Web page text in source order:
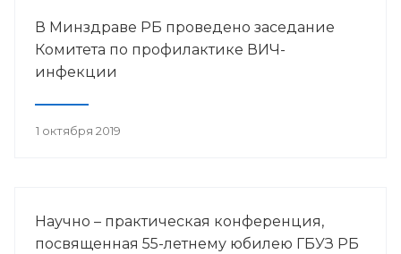
В Минздраве РБ проведено заседание
Комитета по профилактике ВИЧ-
инфекции
1 октября 2019
Научно – практическая конференция,
посвященная 55-летнему юбилею ГБУЗ РБ